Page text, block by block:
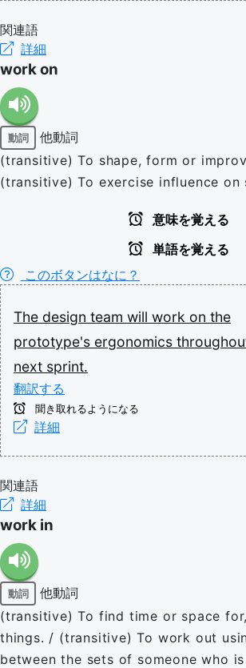
関連語
詳細
work on
動詞
他動詞
(transitive) To shape, form or
(transitive) To exercise influence on
意味を覚える
単語を覚える
このボタンはなに？
The design team will work on the
prototype's ergonomics
next sprint.
翻訳する
聞き取れるようになる
詳細
関連語
詳細
work in
動詞
他動詞
(transitive) To find time or space
things. / (transitive) To work out
between the sets of someone who